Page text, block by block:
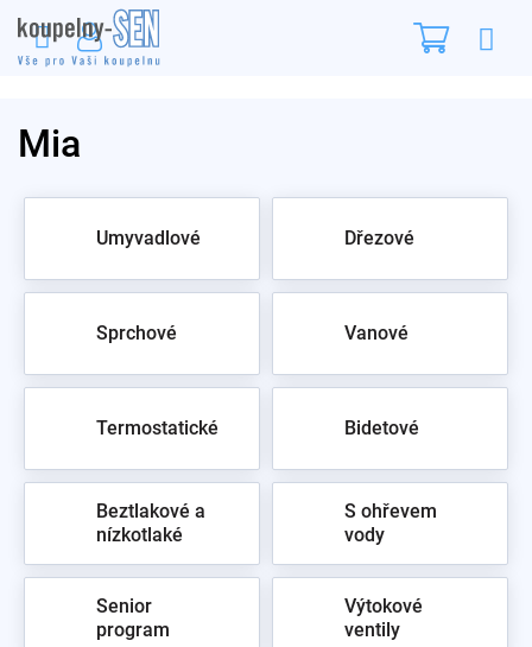
na
obsah
Mia
Umyvadlové Dřezové
Sprchové Vanové
Termostatické Bidetové
Beztlakové a
nízkotlaké
S ohřevem
vody
Senior
program
Výtokové
ventily